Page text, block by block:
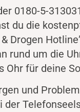
0180-5-313031
du die
Drogen
rund um die
Ohr für deine
und
der